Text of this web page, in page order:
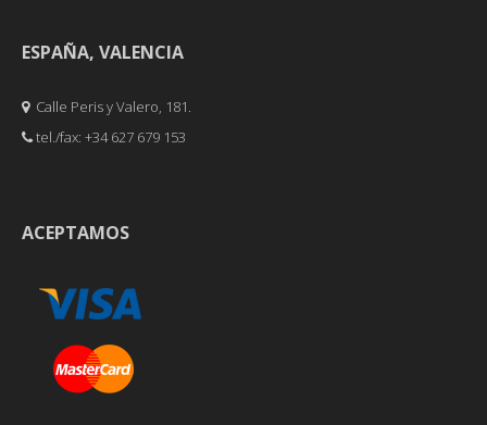
ESPAÑA, VALENCIA
Calle Peris y Valero, 181.
tel./fax: +34 627 679 153
ACEPTAMOS